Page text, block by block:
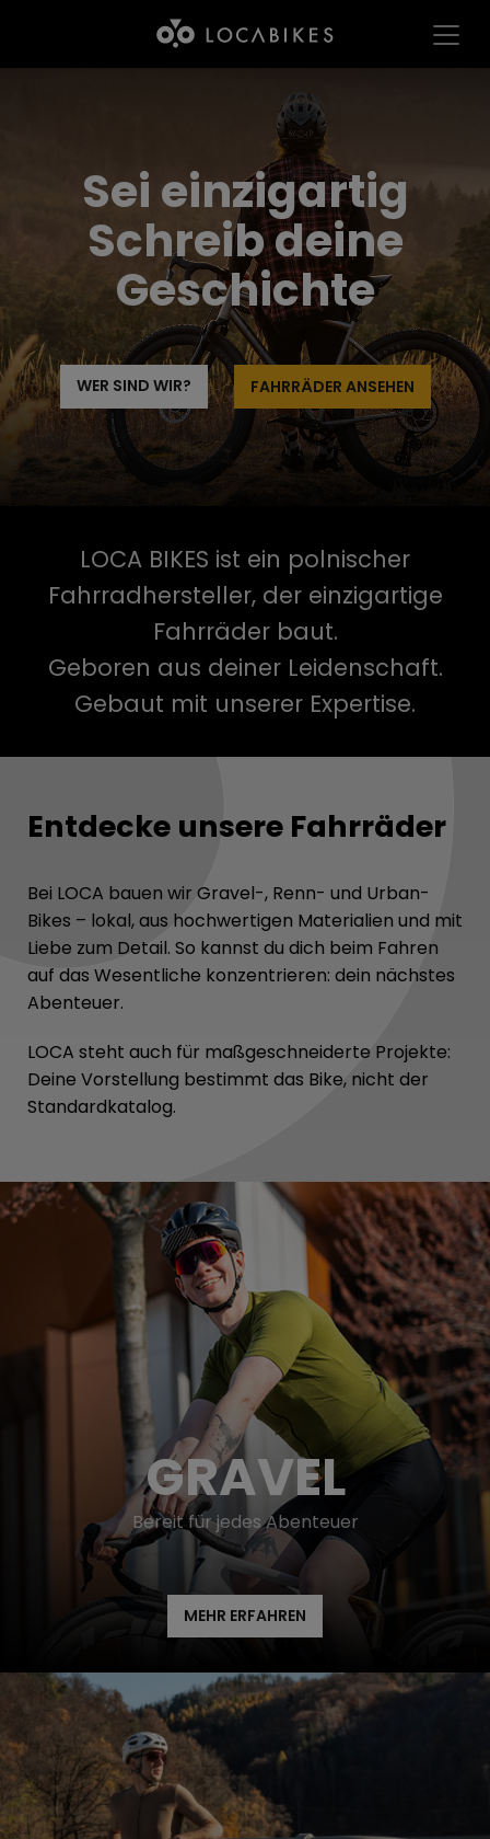
Sei einzigartig
Schreib deine
Geschichte
WER SIND WIR? FAHRRÄDER ANSEHEN
LOCA BIKES ist ein polnischer
Fahrradhersteller, der einzigartige
Fahrräder baut.
Geboren aus deiner Leidenschaft.
Gebaut mit unserer Expertise.
Entdecke unsere Fahrräder
Bei LOCA bauen wir Gravel-, Renn- und Urban-
Bikes – lokal, aus hochwertigen Materialien und mit
Liebe zum Detail. So kannst du dich beim Fahren
auf das Wesentliche konzentrieren: dein nächstes
Abenteuer.
LOCA steht auch für maßgeschneiderte Projekte:
Deine Vorstellung bestimmt das Bike, nicht der
Standardkatalog.
GRAVEL
Bereit für jedes Abenteuer
MEHR ERFAHREN